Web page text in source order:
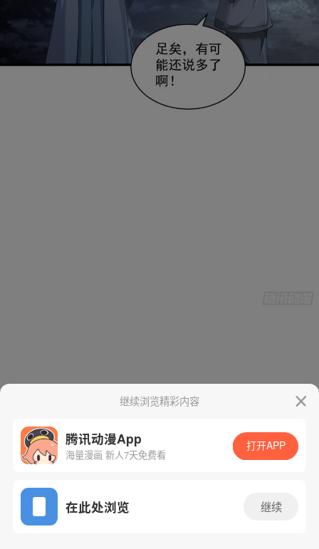
App免费看
继续浏览精彩内容
腾讯动漫App
海量漫画 新人7天免费看
打开APP
在此处浏览 继续